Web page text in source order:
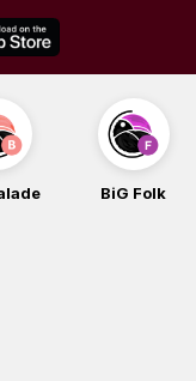
BiG Folk